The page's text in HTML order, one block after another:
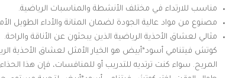
مناسب للارتداء في مختلف الأنشطة والمناسبات الرياضية.
مصنوع من مواد عالية الجودة لضمان المتانة والأداء الطويل
مثالي لعشاق الأحذية الرياضية الذين يبحثون عن الأناقة والراحة.
كوتش فيتنامي أسود*أبيض هو الخيار الأمثل لعشاق الأحذية
المريح. سواء كنت ترتديه للتدريب أو للمنافسات، فإن هذا